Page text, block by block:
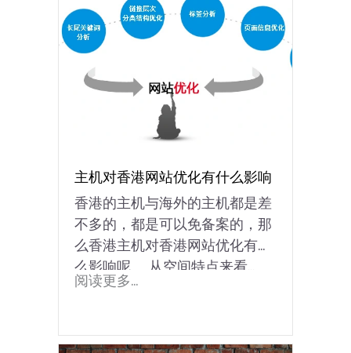
主机对香港网站优化有什么影响
香港的主机与海外的主机都是差
不多的，都是可以免备案的，那
么香港主机对香港网站优化有什
么影响呢。 从空间特点来看...
阅读更多...